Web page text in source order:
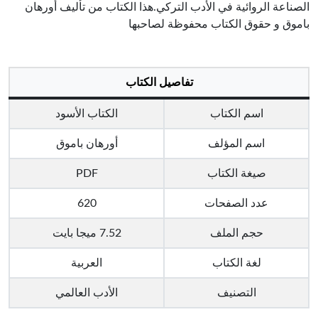
الصناعة الروائية في الأدب التركي.هذا الكتاب من تأليف أورهان
باموق و حقوق الكتاب محفوظة لصاحبها
تفاصيل الكتاب
اسم الكتاب الكتاب الأسود
اسم المؤلف أورهان باموق
صيغة الكتاب PDF
عدد الصفحات 620
حجم الملف 7.52 ميجا بايت
لغة الكتاب العربية
التصنيف الأدب العالمي